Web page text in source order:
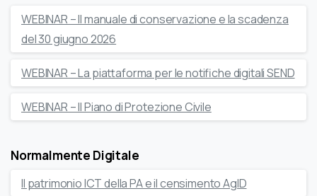
WEBINAR – Il manuale di conservazione e la scadenza
del 30 giugno 2026
WEBINAR – La piattaforma per le notifiche digitali SEND
WEBINAR – Il Piano di Protezione Civile
Normalmente Digitale
Il patrimonio ICT della PA e il censimento AgID